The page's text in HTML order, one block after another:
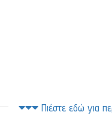
Πιέστε εδώ για